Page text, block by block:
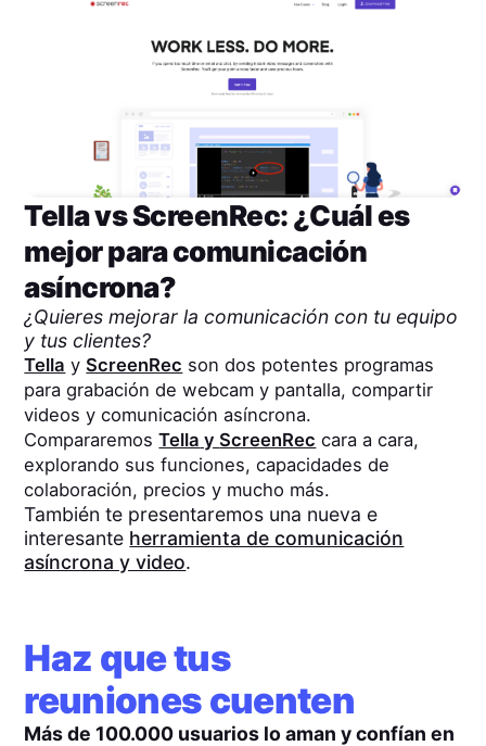
TellavsScreenRec: ¿Cuál es
mejor para comunicación
asíncrona?
¿Quieres mejorar la comunicación con tu equipo
y tus clientes?
Tella yScreenRec son dos potentes programas
para grabación de webcam y pantalla, compartir
videos y comunicación asíncrona.
CompararemosTella yScreenRec cara a cara,
explorando sus funciones, capacidades de
colaboración, precios y mucho más.
También te presentaremos una nueva e
interesante herramienta de comunicación
asíncrona y video.
Haz que tus
reuniones cuenten
Más de 100.000 usuarios lo aman y confían en